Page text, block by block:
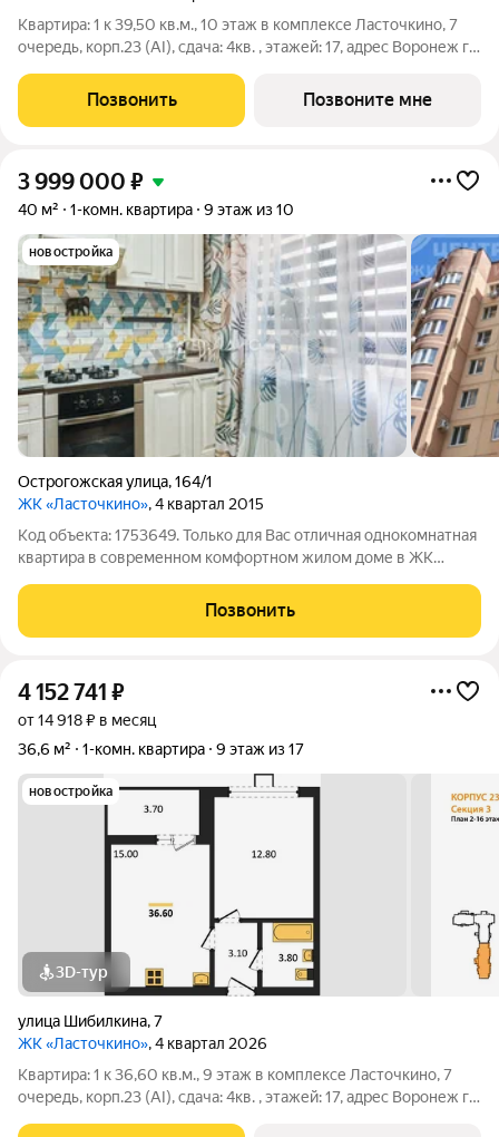
Квартира: 1 к 39,50 кв.м., 10 этаж в комплексе Ласточкино, 7
очередь, корп.23 (АI), сдача: 4кв. , этажей: 17, адрес Воронеж г.,
Позвонить Позвоните мне
3 999 000 ₽
40 м² 1-комн. квартира 9 этаж из 10
новостройка
Острогожская улица,164/1
ЖК «Ласточкино», 4 квартал 2015
Код объекта: 1753649. Только для Вас отличная однокомнатная
квартира в современном комфортном жилом доме в ЖК
Особенно стоит отметить наличие просторной гардеробной -
мечта любой модницы! Новому
Позвонить
4 152 741 ₽
от 14 918 ₽ в месяц
36,6 м²
1-комн. квартира 9 этаж из 17
новостройка
3D-тур
улица Шибилкина,7
ЖК «Ласточкино», 4 квартал 2026
Квартира: 1 к 36,60 кв.м., 9 этаж в комплексе Ласточкино, 7
очередь, корп.23 (АI), сдача: 4кв. , этажей: 17, адрес Воронеж г.,